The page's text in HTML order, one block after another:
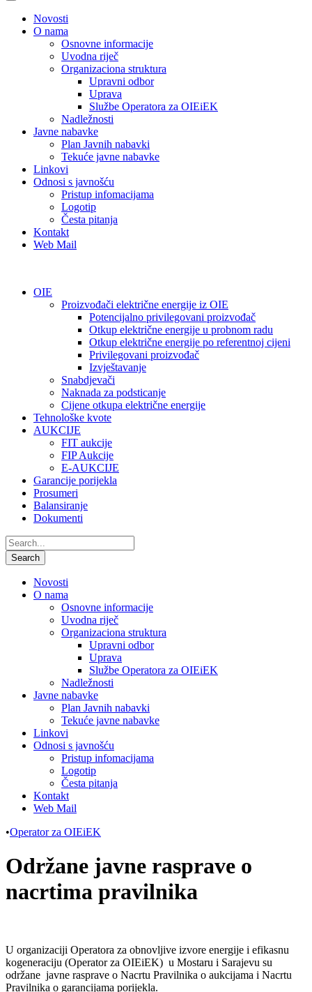
Novosti
O nama
Osnovne informacije
Uvodna riječ
Organizaciona struktura
Upravni odbor
Uprava
Službe Operatora za OIEiEK
Nadležnosti
Javne nabavke
Plan Javnih nabavki
Tekuće javne nabavke
Linkovi
Odnosi s javnošću
Pristup infomacijama
Logotip
Česta pitanja
Kontakt
Web Mail
OIE
Proizvođači električne energije iz OIE
Potencijalno privilegovani proizvođač
Otkup električne energije u probnom radu
Otkup električne energije po referentnoj cijeni
Privilegovani proizvođač
Izvještavanje
Snabdjevači
Naknada za podsticanje
Cijene otkupa električne energije
Tehnološke kvote
AUKCIJE
FIT aukcije
FIP Aukcije
E-AUKCIJE
Garancije porijekla
Prosumeri
Balansiranje
Dokumenti
Novosti
O nama
Osnovne informacije
Uvodna riječ
Organizaciona struktura
Upravni odbor
Uprava
Službe Operatora za OIEiEK
Nadležnosti
Javne nabavke
Plan Javnih nabavki
Tekuće javne nabavke
Linkovi
Odnosi s javnošću
Pristup infomacijama
Logotip
Česta pitanja
Kontakt
Web Mail
•Operator za OIEiEK
Održane javne rasprave o
nacrtima pravilnika
U organizaciji Operatora za obnovljive izvore energije i efikasnu
kogeneraciju (Operator za OIEiEK) u Mostaru i Sarajevu su
održane javne rasprave o Nacrtu Pravilnika o aukcijama i Nacrtu
Pravilnika o garancijama porijekla.